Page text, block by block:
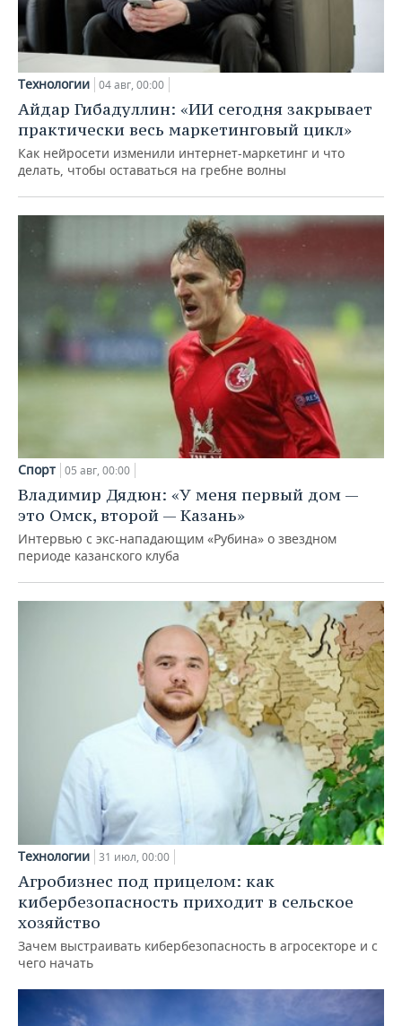
Технологии 04 авг, 00:00
Айдар Гибадуллин: «ИИ сегодня закрывает
практически весь маркетинговый цикл»
Как нейросети изменили интернет-маркетинг и что
делать, чтобы оставаться на гребне волны
Спорт 05 авг, 00:00
Владимир Дядюн: «У меня первый дом —
это Омск, второй — Казань»
Интервью с экс-нападающим «Рубина» о звездном
периоде казанского клуба
Технологии 31 июл, 00:00
Агробизнес под прицелом: как
кибербезопасность приходит в сельское
хозяйство
Зачем выстраивать кибербезопасность в агросекторе и с
чего начать